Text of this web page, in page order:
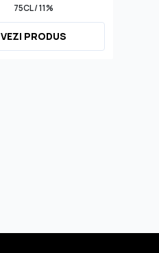
75CL / 11%
VEZI PRODUS